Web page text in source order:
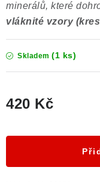
minerálů, které
vláknité vzory
Skladem (1 ks)
420 Kč